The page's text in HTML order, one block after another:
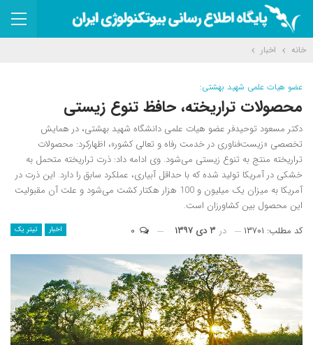
خانه اخبار
عضو هیات علمی شهید بهشتی:
محصولات تراریخته، حافظ تنوع زیستی
دکتر مسعود توحیدفر عضو هیات علمی دانشگاه شهید بهشتی، در همایش
تخصصی «زیست‌فناوری در خدمت رفاه و تعالی کشور»، اظهارکرد: محصولات
تراریخته منتج به تنوع زیستی می‌شود. وی ادامه داد: ذرت تراریخته متحمل به
خشکی در آمریکا تولید شده که با حداقل آبیاری، عملکرد سابق را دارد. این ذرت در
آمریکا به میزان یک میلیون و 100 هزار هکتار کشت می‌شود و علت آن مقبولیت
این محصول بین کشاورزان است.
اخبار تیتر یک کد مطلب: ۱۳۷۰۱ در ۳ دی ۱۳۹۷